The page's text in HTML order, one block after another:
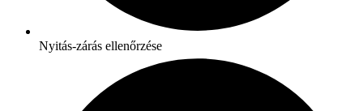
Nyitás-zárás ellenőrzése